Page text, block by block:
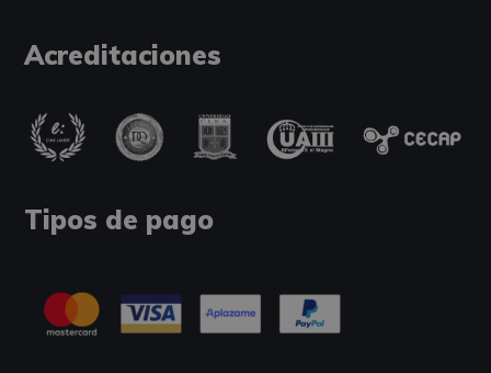
Acreditaciones
Tipos de pago